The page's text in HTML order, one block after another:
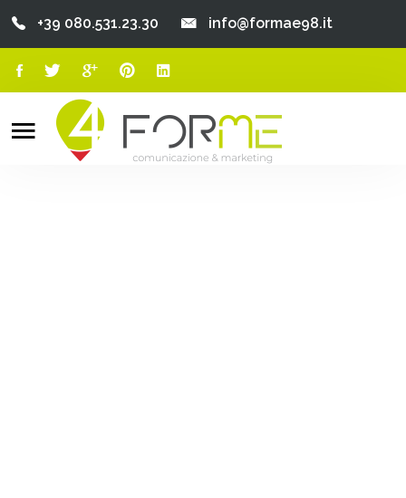
Chi Siamo
+39 080.531.23.30 info@formae98.it
Search